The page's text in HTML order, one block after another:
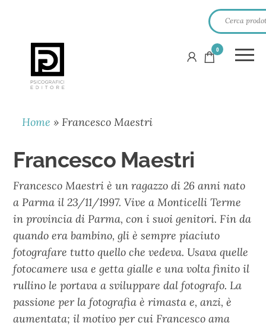
PSICOGRAFICI
EDITORE
0
Home »Francesco Maestri
Francesco Maestri
Francesco Maestri è un ragazzo di 26 anni nato
a Parma il 23/11/1997. Vive a Monticelli Terme
in provincia di Parma, con i suoi genitori. Fin da
quando era bambino, gli è sempre piaciuto
fotografare tutto quello che vedeva. Usava quelle
fotocamere usa e getta gialle e una volta finito il
rullino le portava a sviluppare dal fotografo. La
passione per la fotografia è rimasta e, anzi, è
aumentata; il motivo per cui Francesco ama